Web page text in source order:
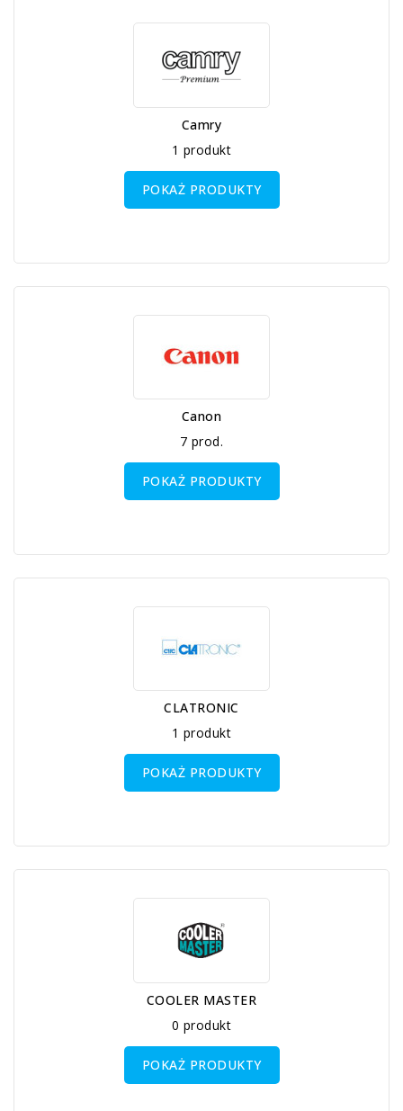
Camry
1 produkt
POKAŻ PRODUKTY
Canon
7 prod.
POKAŻ PRODUKTY
CLATRONIC
1 produkt
POKAŻ PRODUKTY
COOLER MASTER
0 produkt
POKAŻ PRODUKTY